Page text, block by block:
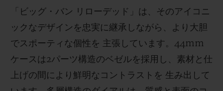
「ビッグ・バン リローデッド」は、そのアイコニ
ックなデザインを忠実に継承しながら、より大胆
でスポーティな個性を 主張しています。44mm
ケースは2パーツ構造のベゼルを採用し、素材と仕
上げの間により鮮明なコントラストを 生み出して